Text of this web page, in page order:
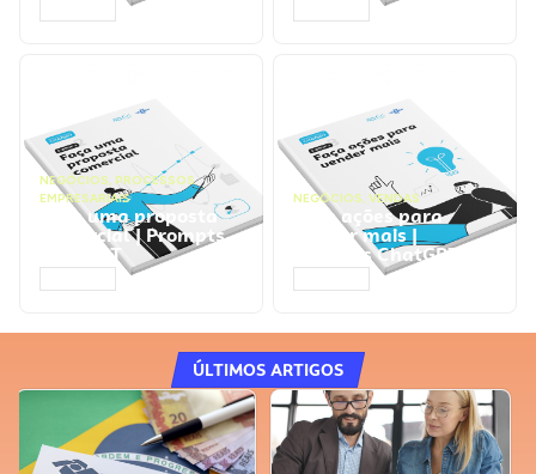
NEGÓCIOS, PROCESSOS
EMPRESARIAIS
Faça uma proposta
comercial | Prompts
ChatGPT
NEGÓCIOS, VENDAS
Faça ações para
vender mais |
Prompts ChatGPT
ÚLTIMOS ARTIGOS